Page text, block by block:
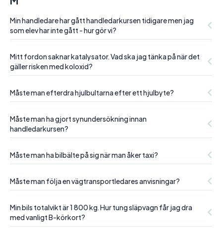
Min handledare har gått handledarkursen tidigare men jag
som elev har inte gått - hur gör vi?
Mitt fordon saknar katalysator. Vad ska jag tänka på när det
gäller risken med koloxid?
Måste man efterdra hjulbultarna efter ett hjulbyte?
Måste man ha gjort synundersökning innan
handledarkursen?
Måste man ha bilbälte på sig när man åker taxi?
Måste man följa en vägtransportledares anvisningar?
Min bils totalvikt är 1 800 kg. Hur tung släpvagn får jag dra
med vanligt B-körkort?